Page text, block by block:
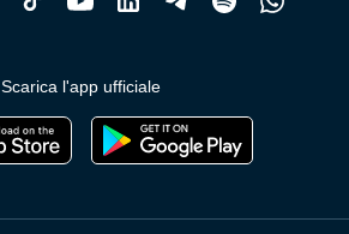
Scarica l'app ufficiale